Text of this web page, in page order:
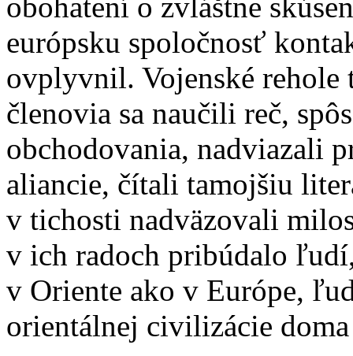
obohatení o zvláštne
európsku spoločnosť
ovplyvnil. Vojenské rehole
členovia sa naučili reč,
obchodovania, nadviazali
aliancie, čítali tamojšiu
v tichosti nadväzovali
v ich radoch pribúdalo
v Oriente ako v Európe,
orientálnej civilizácie